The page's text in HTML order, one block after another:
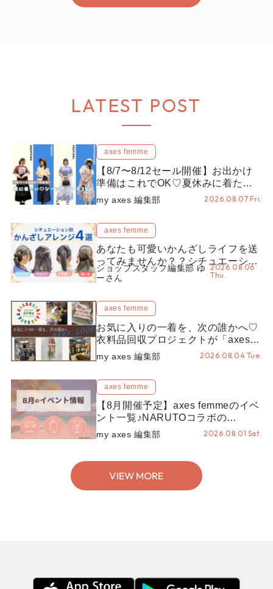
LATEST POST
axes femme
【8/7〜8/12セール開催】お出かけ
準備はこれでOK♡夏休みに着たい
コーデ25選をシーン別に徹底解説！
my axes 編集部 2026.08.07 Fri.
axes femme
あなたも可愛いかんざしライフを送
ってみませんか？？シチュエーショ
ン別“かんざし”のオススメ【ショッ
プスタッフ編集部】
ショップスタッフ編集部 ゆ
ーさん
2026.08.06
Thu.
axes femme
お気に入りの一着を、次の誰かへ♡
衣料品回収プロジェクトが「axes
LOOP」にアップデート！活用する
とポイントが手に入る◎
my axes 編集部 2026.08.04 Tue.
axes femme
【8月開催予定】axes femmeのイベ
ント一覧♪NARUTOコラボの
REZEN POPUPから、プチYour
Stage.、ティーパーティまで！8月
my axes 編集部 2026.08.01 Sat.
VIEW MORE